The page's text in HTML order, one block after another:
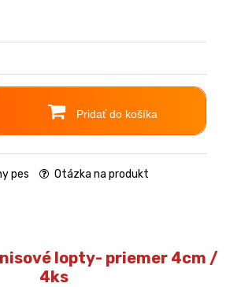
Pridať do košíka
pes Otázka na produkt
lopty- priemer 4cm /
4ks